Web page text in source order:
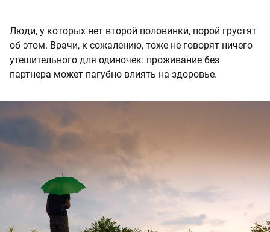
Люди, у которых нет второй половинки, порой грустят
об этом. Врачи, к сожалению, тоже не говорят ничего
утешительного для одиночек: проживание без
партнера может пагубно влиять на здоровье.